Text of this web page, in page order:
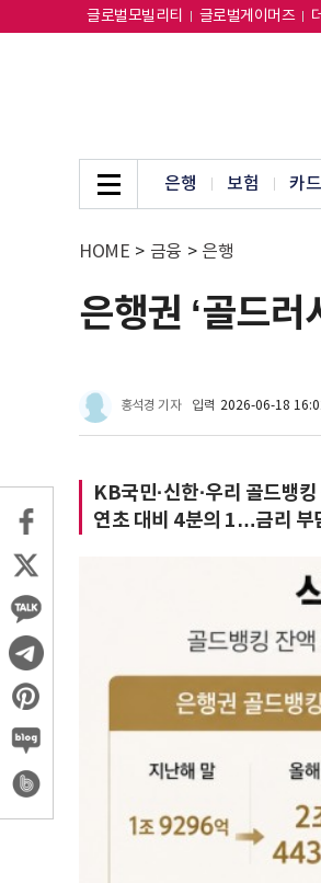
글로벌모빌리티 글로벌게이머즈
은행 보험 카드
HOME > 금융 > 은행
은행권 ‘골드
홍석경 기자 입력 2026-06-18
KB국민·신한·우리 골드뱅
연초 대비 4분의 1…금리 부